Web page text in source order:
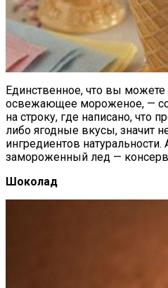
Единственное, что вы можете
освежающее мороженое, —
на строку, где написано, что
либо ягодные вкусы, значит
ингредиентов
замороженный лед —
Шоколад